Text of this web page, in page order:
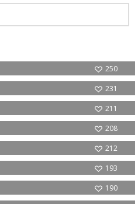
250
231
Post
211
208
212
193
190